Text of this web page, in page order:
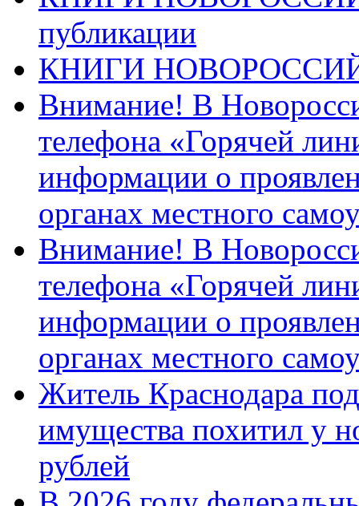
публикации
КНИГИ
Внимание! В
телефона «Горячей
информации о
органах местного
Внимание! В
телефона «Горячей
информации о
органах местного
Житель Краснодара
имущества похитил у
рублей